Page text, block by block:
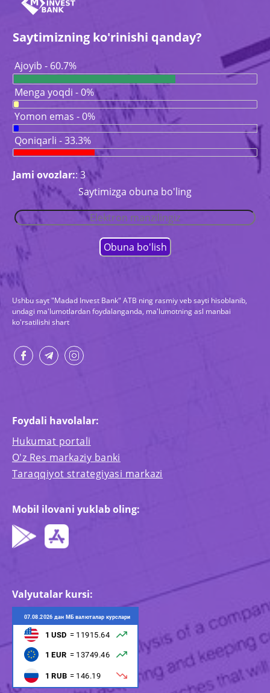
Saytimizning ko'rinishi qanday?
Ajoyib - 60.7%
Menga yoqdi - 0%
Yomon emas - 0%
Qoniqarli - 33.3%
Jami ovozlar:: 3
Saytimizga obuna bo'ling
Ushbu sayt "Madad Invest Bank" ATB ning rasmiy veb sayti hisoblanib,
undagi ma'lumotlardan foydalanganda, ma'lumotning asl manbai
ko'rsatilishi shart
Foydali havolalar:
Hukumat portali
O'z Res markaziy banki
Taraqqiyot strategiyasi markazi
Mobil ilovani yuklab oling:
Valyutalar kursi: